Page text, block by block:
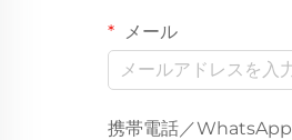
メール
携帯電話／WhatsApp